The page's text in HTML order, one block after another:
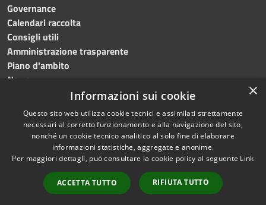
Governance
Calendari raccolta
Consigli utili
Amministrazione trasparente
Piano d'ambito
News
Accessibilità
Copyright © 2023 •
Trapani provincia nord•
Powered
byMunicipium•Redazione
×
Informazioni sui cookie
Questo sito web utilizza cookie tecnici e assimilati strettamente
necessari al corretto funzionamento e alla navigazione del sito,
nonché un cookie tecnico analitico al solo fine di elaborare
informazioni statistiche, aggregate e anonime.
Per maggiori dettagli, può consultare la cookie policy al seguente Link
ACCETTA TUTTO RIFIUTA TUTTO